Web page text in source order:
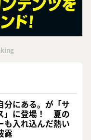
分にある。が「サ
」に登場！ 夏の
も入れ込んだ熱い
露